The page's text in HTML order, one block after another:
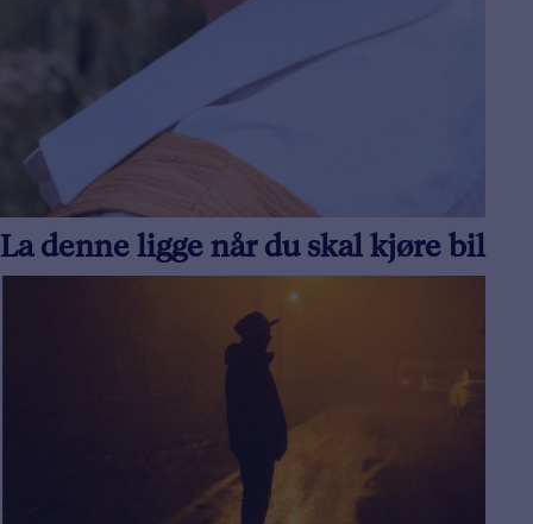
La denne ligge når du skal kjøre bil